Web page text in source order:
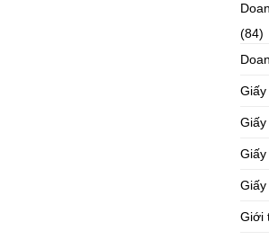
(84)
Giới